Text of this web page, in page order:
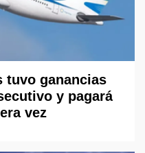
tuvo ganancias
y pagará
vez